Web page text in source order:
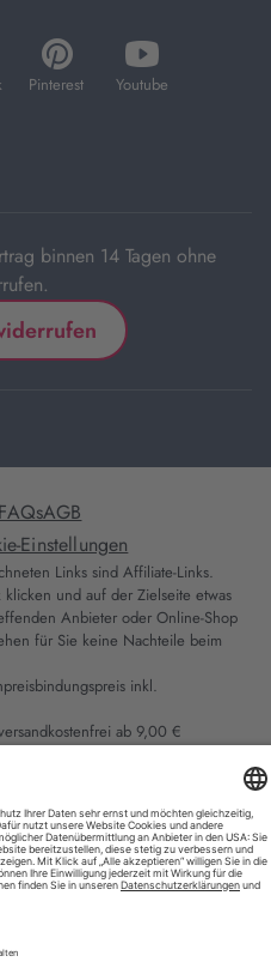
Pinterest
öffnet
in
Youtube
öffnet
in
binnen 14 Tagen ohne
FAQsAGB
Einstellungen
Links sind Affiliate-Links.
und auf der Zielseite etwas
Anbieter oder Online-Shop
für Sie keine Nachteile beim
inkl.
ab 9,00 €
möglich.